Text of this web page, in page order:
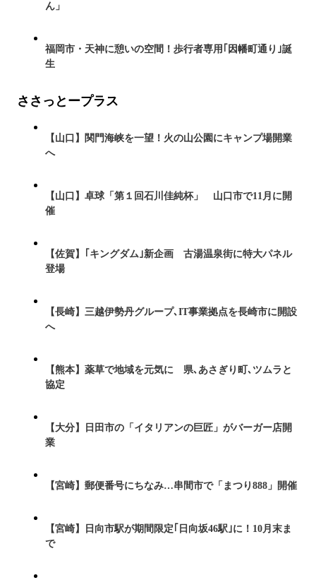
ん」
福岡市・天神に憩いの空間！歩行者専用｢因幡町通り｣誕
生
ささっとープラス
【山口】関門海峡を一望！火の山公園にキャンプ場開業
へ
【山口】卓球「第１回石川佳純杯」 山口市で11月に開
催
【佐賀】｢キングダム｣新企画 古湯温泉街に特大パネル
登場
【長崎】三越伊勢丹グループ､IT事業拠点を長崎市に開設
へ
【熊本】薬草で地域を元気に 県､あさぎり町､ツムラと
協定
【大分】日田市の「イタリアンの巨匠」がバーガー店開
業
【宮崎】郵便番号にちなみ…串間市で「まつり888」開催
【宮崎】日向市駅が期間限定｢日向坂46駅｣に！10月末ま
で